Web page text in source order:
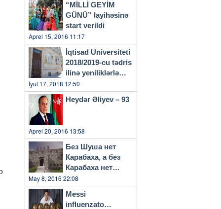
“MİLLİ GEYİM
GÜNÜ” layihəsinə
start verildi
Aprel 15, 2016 11:17
İqtisad Universiteti
2018/2019-cu tədris
ilinə yeniliklərlə
başlayacaq
İyul 17, 2018 12:50
Heydər Əliyev – 93
Aprel 20, 2016 13:58
Без Шуша нет
Карабаха, а без
Карабаха нет
Азербайджана…
May 8, 2016 22:08
Messi
influenzato…